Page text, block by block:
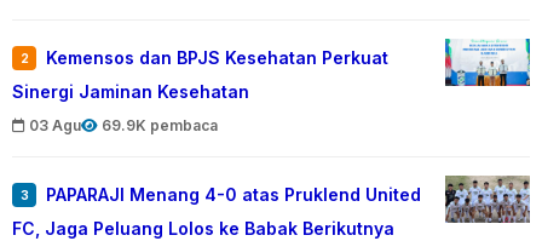
2
Kemensos dan BPJS Kesehatan Perkuat
Sinergi Jaminan Kesehatan
03 Agu 69.9K pembaca
3
PAPARAJI Menang 4-0 atas Pruklend United
FC, Jaga Peluang Lolos ke Babak Berikutnya